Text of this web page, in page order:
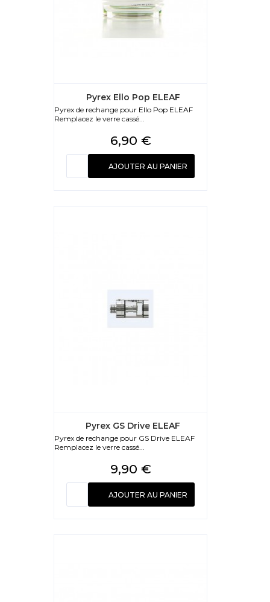
Pyrex Ello Pop ELEAF
Pyrex de rechange pour Ello Pop ELEAF
Remplacez le verre cassé...
Prix
6,90 €
AJOUTER AU PANIER
Pyrex GS Drive ELEAF
Pyrex de rechange pour GS Drive ELEAF
Remplacez le verre cassé...
Prix
9,90 €
AJOUTER AU PANIER